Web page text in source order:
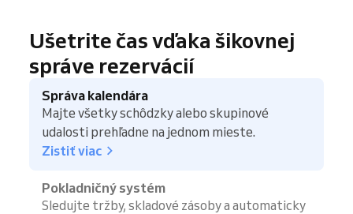
Ušetrite čas vďaka šikovnej
správe rezervácií
Správa kalendára
Majte všetky schôdzky alebo skupinové
udalosti prehľadne na jednom mieste.
Zistiť viac
Pokladničný systém
Sledujte tržby, skladové zásoby a automaticky